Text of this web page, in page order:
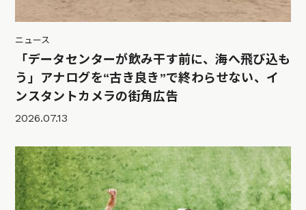
ニュース
「データセンターが飲み干す前に、海へ飛び込も
う」アナログを“古き良き”で終わらせない、イ
ンスタントカメラの街角広告
2026.07.13